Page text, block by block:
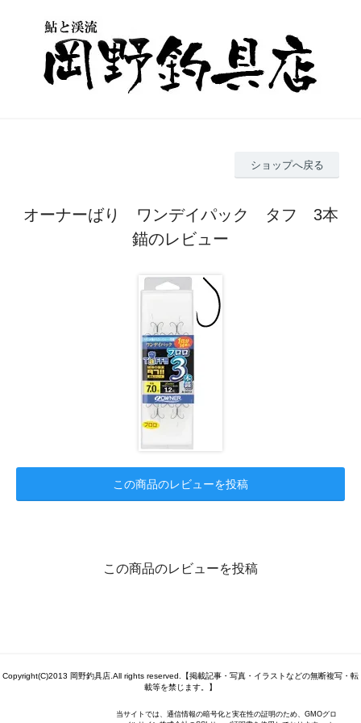
ショップへ戻る
オーナーばり ワンデイパック タフ 3本
錨のレビュー
この商品のレビューを投稿
この商品のレビューを投稿
Copyright(C)2013 岡野釣具店.All rights reserved.【掲載記事・写真・イラストなどの無断複写・転
載等を禁じます。】
当サイトでは、通信情報の暗号化と実在性の証明のため、GMOグロ